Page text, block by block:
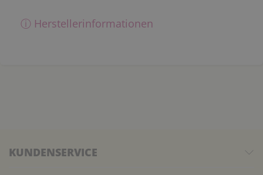
ⓘ Herstellerinformationen
KUNDENSERVICE